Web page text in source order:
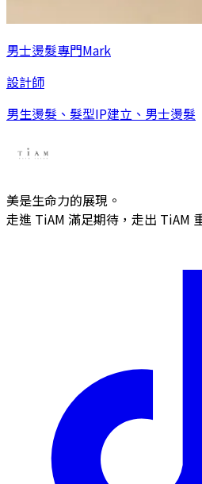
男士燙髮專門Mark
設計師
男生燙髮、髮型IP建立、男士燙髮
美是生命力的展現。
走進 TiAM 滿足期待，走出 TiAM